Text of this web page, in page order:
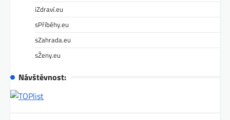
iZdraví.eu
sPříběhy.eu
sZahrada.eu
sŽeny.eu
Návštěvnost: